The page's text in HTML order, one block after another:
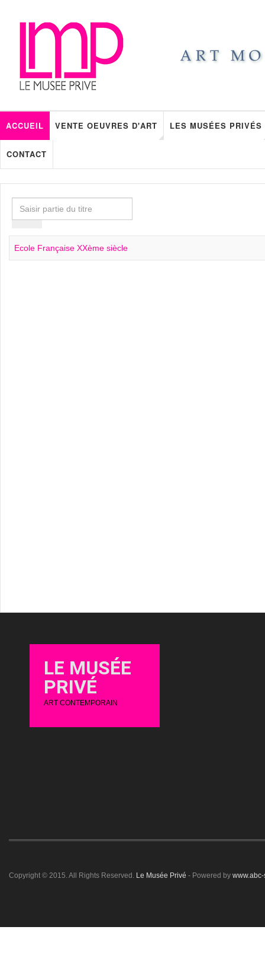
ACCUEIL VENTE OEUVRES D'ART LES MUSÉES PRIVÉS
CONTACT
Saisir
partie
titre
Ecole Française XXème siècle
LE MUSÉE
PRIVÉ
ART CONTEMPORAIN
Copyright © 2015. All Rights Reserved. Le Musée Privé - Powered by